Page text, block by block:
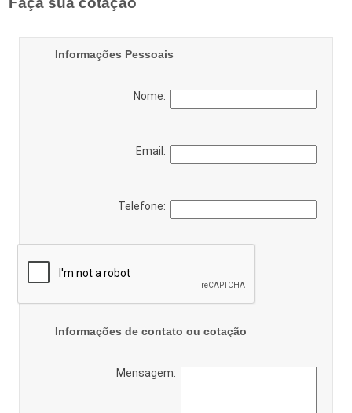
Informações Pessoais
Nome:
Email:
Telefone:
Informações de contato ou cotação
Mensagem: